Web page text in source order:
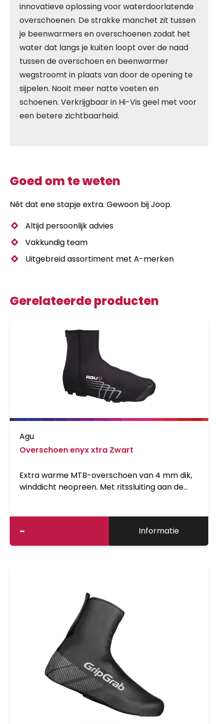
innovatieve oplossing voor waterdoorlatende
overschoenen. De strakke manchet zit tussen
je beenwarmers en overschoenen zodat het
water dat langs je kuiten loopt over de naad
tussen de overschoen en beenwarmer
wegstroomt in plaats van door de opening te
sijpelen. Nooit meer natte voeten en
schoenen. Verkrijgbaar in Hi-Vis geel met voor
een betere zichtbaarheid.
Goed om te weten
Nét dat ene stapje extra. Gewoon bij Joop.
Altijd persoonlijk advies
Vakkundig team
Uitgebreid assortiment met A-merken
Gerelateerde producten
Agu
Overschoen enyx xtra Zwart
Extra warme MTB-overschoen van 4 mm dik,
winddicht neopreen. Met ritssluiting aan de
- Informatie